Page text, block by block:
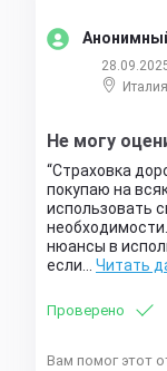
Италия
Не могу
Страховка
покупаю на
использовать
нюансы в
если… Читать
Проверено
Вам помог этот